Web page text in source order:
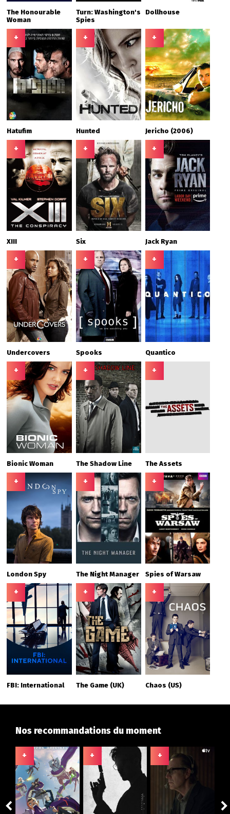
The Honourable
Woman
Turn: Washington's
Spies
Dollhouse
+
Hatufim
+
Hunted
+
Jericho (2006)
+
XIII
+
Six
+
Jack Ryan
+
Undercovers
+
Spooks
+
Quantico
+
Bionic Woman
+
The Shadow Line
+
The Assets
+
London Spy
+
The Night Manager
+
Spies of Warsaw
+
FBI: International
+
The Game (UK)
+
Chaos (US)
Nos recommandations du moment
+ + +